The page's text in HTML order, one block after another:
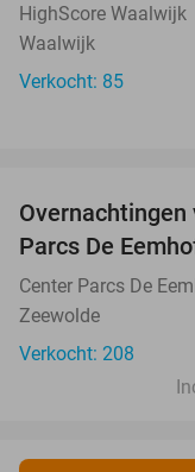
HighScore Waalwijk
Waalwijk
Verkocht: 85
Parcs De
Center Parcs De
Zeewolde
Verkocht: 208